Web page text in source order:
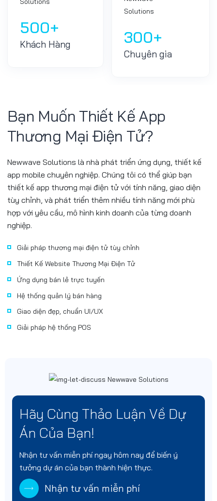
500+
Khách Hàng 300+
Chuyên gia
Bạn Muốn Thiết Kế App
Thương Mại Điện Tử?
Newwave Solutions là nhà phát triển ứng dụng, thiết kế
app mobile chuyên nghiệp. Chúng tôi có thể giúp bạn
thiết kế app thương mại điện tử với tính năng, giao diện
tùy chỉnh, và phát triển thêm nhiều tính năng mới phù
hợp với yêu cầu, mô hình kinh doanh của từng doanh
nghiệp.
Giải pháp thương mại điện tử tùy chỉnh
Thiết Kế Website Thương Mại Điện Tử
Ứng dụng bán lẻ trực tuyến
Hệ thống quản lý bán hàng
Giao diện đẹp, chuẩn UI/UX
Giải pháp hệ thống POS
Hãy Cùng Thảo Luận Về Dự
Án Của Bạn!
Nhận tư vấn miễn phí ngay hôm nay để biến ý
tưởng dự án của bạn thành hiện thực.
Nhận tư vấn miễn phí